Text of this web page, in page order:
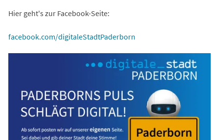
Tab)Hier geht's zur Facebook-Seite:
facebook.com/digitaleStadtPaderborn
(Öffnet